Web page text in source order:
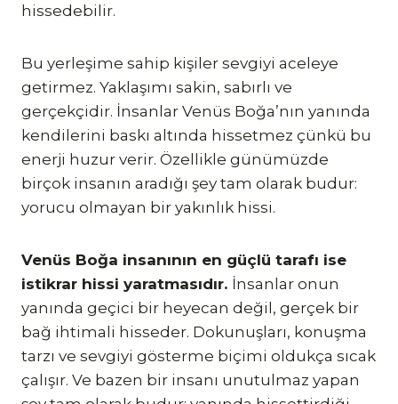
hissedebilir.
Bu yerleşime sahip kişiler sevgiyi aceleye
getirmez. Yaklaşımı sakin, sabırlı ve
gerçekçidir. İnsanlar Venüs Boğa’nın yanında
kendilerini baskı altında hissetmez çünkü bu
enerji huzur verir. Özellikle günümüzde
birçok insanın aradığı şey tam olarak budur:
yorucu olmayan bir yakınlık hissi.
Venüs Boğa insanının en güçlü tarafı ise
istikrar hissi yaratmasıdır. İnsanlar onun
yanında geçici bir heyecan değil, gerçek bir
bağ ihtimali hisseder. Dokunuşları, konuşma
tarzı ve sevgiyi gösterme biçimi oldukça sıcak
çalışır. Ve bazen bir insanı unutulmaz yapan